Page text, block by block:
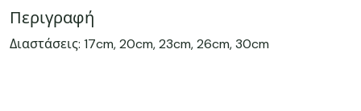
Περιγραφή
Διαστάσεις: 17cm, 20cm, 23cm, 26cm, 30cm